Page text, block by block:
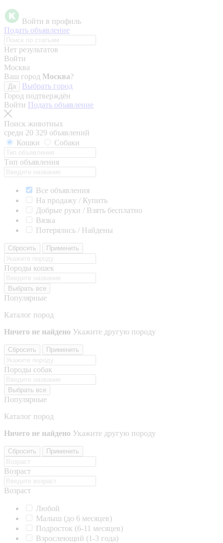
Войти в профиль
Подать объявление
Нет результатов
Войти
Москва
Ваш город Москва?
Да
Выбрать город
Город подтверждён
Войти Подать объявление
Поиск животных
среди 20 329 объявлений
Кошки
Собаки
Тип объявления
Все объявления
На продажу / Купить
Добрые руки / Взять бесплатно
Вязка
Потерялись / Найдены
Сбросить Применить
Породы кошек
Выбрать все
Популярные
Каталог пород
Ничего не найдено Укажите другую породу
Сбросить Применить
Породы собак
Выбрать все
Популярные
Каталог пород
Ничего не найдено Укажите другую породу
Сбросить Применить
Возраст
Возраст
Любой
Малыш (до 6 месяцев)
Подросток (6-11 месяцев)
Взрослеющий (1-3 года)